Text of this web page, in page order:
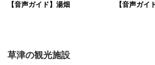
【音声ガイド】湯畑 【音声ガイ
草津の観光施設